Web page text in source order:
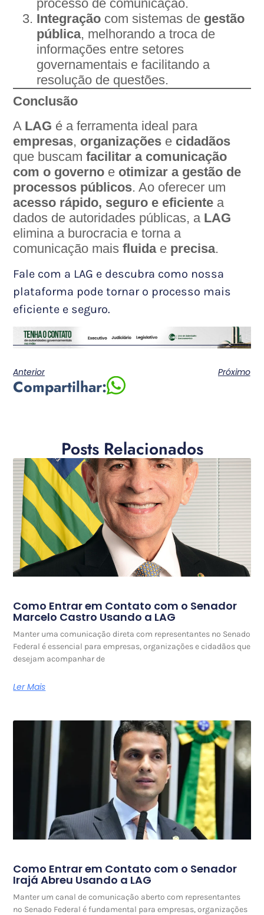
processo de comunicação.
Integração com sistemas de gestão
pública, melhorando a troca de
informações entre setores
governamentais e facilitando a
resolução de questões.
Conclusão
A LAG é a ferramenta ideal para
empresas, organizações e cidadãos
que buscamfacilitar a comunicação
com o governo e otimizar a gestão de
processos públicos. Ao oferecer um
acesso rápido, seguro e eficiente a
dados de autoridades públicas, a LAG
elimina a burocracia e torna a
comunicação maisfluidae precisa.
Fale com a LAG e descubra como nossa
plataforma pode tornar o processo mais
eficiente e seguro.
Anterior Próximo
Compartilhar:
Posts Relacionados
Como Entrar em Contato com o Senador
Marcelo Castro Usando a LAG
Manter uma comunicação direta com representantes no Senado
Federal é essencial para empresas, organizações e cidadãos que
desejam acompanhar de
Ler Mais
Como Entrar em Contato com o Senador
Irajá Abreu Usando a LAG
Manter um canal de comunicação aberto com representantes
no Senado Federal é fundamental para empresas, organizações